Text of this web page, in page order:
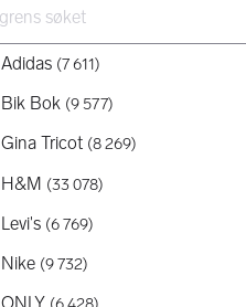
Adidas (7 611)
Bik Bok (9 577)
Gina Tricot (8 269)
H&M (33 078)
Levi's (6 769)
Nike (9 732)